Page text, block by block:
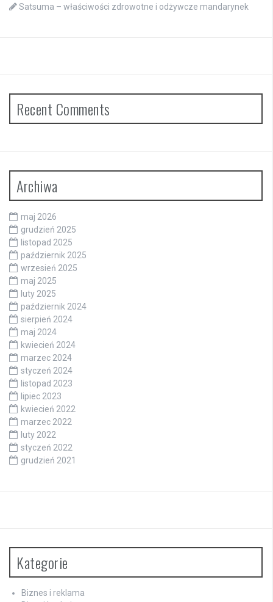
Satsuma – właściwości zdrowotne i odżywcze mandarynek
Recent Comments
Archiwa
maj 2026
grudzień 2025
listopad 2025
październik 2025
wrzesień 2025
maj 2025
luty 2025
październik 2024
sierpień 2024
maj 2024
kwiecień 2024
marzec 2024
styczeń 2024
listopad 2023
lipiec 2023
kwiecień 2022
marzec 2022
luty 2022
styczeń 2022
grudzień 2021
Kategorie
Biznes i reklama